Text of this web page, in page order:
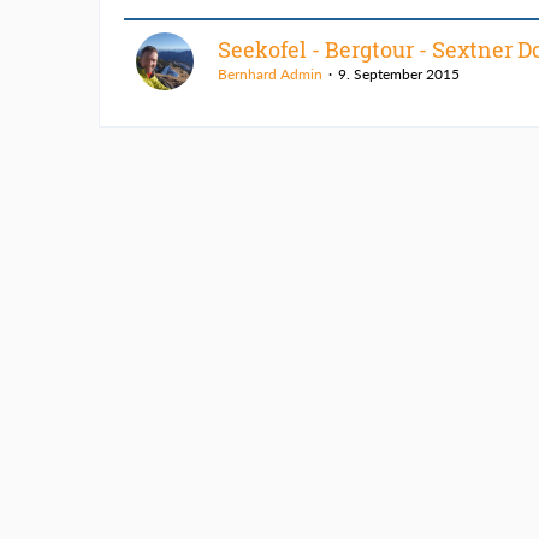
Seekofel - Bergtour - Sextner
Bernhard Admin 9. September 2015